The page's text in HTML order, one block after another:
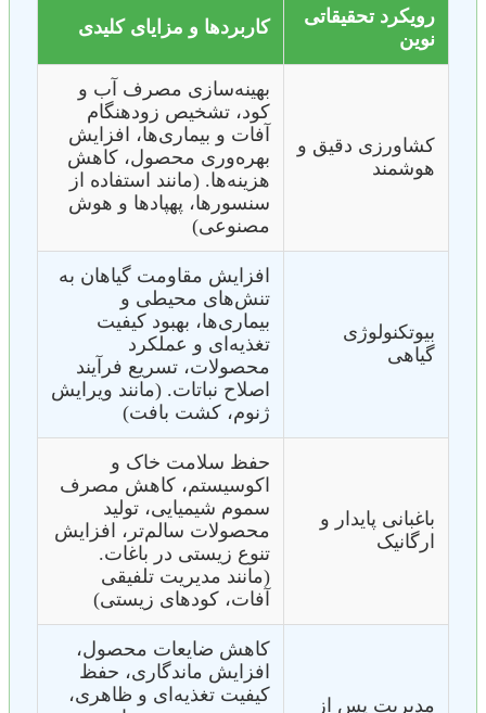
رویکرد تحقیقاتی
نوین
کاربردها و مزایای کلیدی
کشاورزی دقیق و
هوشمند
بهینه‌سازی مصرف آب و
کود، تشخیص زودهنگام
آفات و بیماری‌ها، افزایش
بهره‌وری محصول، کاهش
هزینه‌ها. (مانند استفاده از
سنسورها، پهپادها و هوش
مصنوعی)
بیوتکنولوژی
گیاهی
افزایش مقاومت گیاهان به
تنش‌های محیطی و
بیماری‌ها، بهبود کیفیت
تغذیه‌ای و عملکرد
محصولات، تسریع فرآیند
اصلاح نباتات. (مانند ویرایش
ژنوم، کشت بافت)
باغبانی پایدار و
ارگانیک
حفظ سلامت خاک و
اکوسیستم، کاهش مصرف
سموم شیمیایی، تولید
محصولات سالم‌تر، افزایش
تنوع زیستی در باغات.
(مانند مدیریت تلفیقی
آفات، کودهای زیستی)
مدیریت پس از
کاهش ضایعات محصول،
افزایش ماندگاری، حفظ
کیفیت تغذیه‌ای و ظاهری،